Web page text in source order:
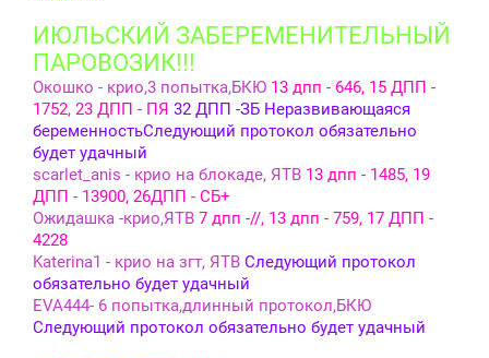
ИЮЛЬСКИЙ ЗАБЕРЕМЕНИТЕЛЬНЫЙ
ПАРОВОЗИК!!!
Окошко - крио,3 попытка,БКЮ 13 дпп - 646, 15 ДПП -
1752, 23 ДПП - ПЯ 32 ДПП -ЗБ Неразвивающаяся
беременностьСледующий протокол обязательно
будет удачный
scarlet_anis - крио на блокаде, ЯТВ 13 дпп - 1485, 19
ДПП - 13900, 26ДПП - СБ+
Ожидашка -крио,ЯТВ 7 дпп -//, 13 дпп - 759, 17 ДПП -
4228
Katerina1 - крио на згт, ЯТВ Следующий протокол
обязательно будет удачный
EVA444- 6 попытка,длинный протокол,БКЮ
Следующий протокол обязательно будет удачный